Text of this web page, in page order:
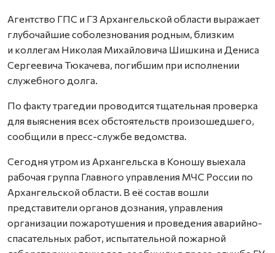
Агентство ГПС и ГЗ Архангельской области выражает
глубочайшие соболезнования родным, близким
и коллегам Николая Михайловича Шишкина и Дениса
Сергеевича Тюкачева, погибшим при исполнении
служебного долга.
По факту трагедии проводится тщательная проверка
для выяснения всех обстоятельств произошедшего,
сообщили в пресс-службе ведомства.
Сегодня утром из Архангельска в Коношу выехала
рабочая группа Главного управления МЧС России по
Архангельской области. В её состав вошли
представители органов дознания, управления
организации пожаротушения и проведения аварийно-
спасательных работ, испытательной пожарной